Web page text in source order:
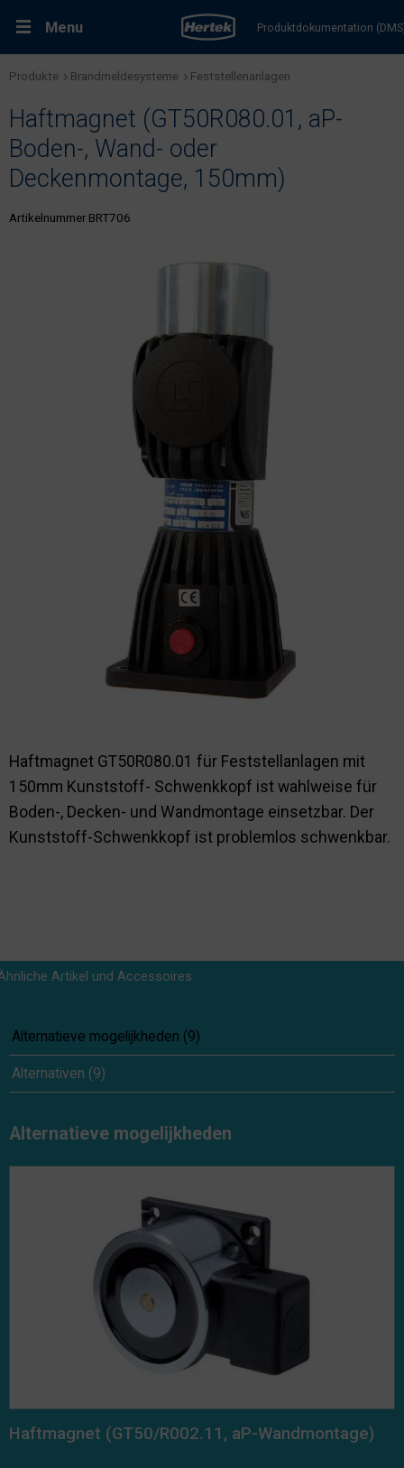
Menu
Lösungen
Produkte
Kundenservice & Dienstleistungen
Karriere bei Hertek
Produktdokumentation
RMA-Formular
Produkte Brandmeldesysteme Feststellenanlagen
Haftmagnet (GT50R080.01, aP-
Boden-, Wand- oder
Deckenmontage, 150mm)
Artikelnummer BRT706
Haftmagnet GT50R080.01 für Feststellanlagen mit
150mm Kunststoff- Schwenkkopf ist wahlweise für
Boden-, Decken- und Wandmontage einsetzbar. Der
Kunststoff-Schwenkkopf ist problemlos schwenkbar.
Artikel und Accessoires
Alternatieve mogelijkheden (9)
Alternativen (9)
Alternatieve mogelijkheden
Haftmagnet (GT50/R002.11, aP-Wandmontage)